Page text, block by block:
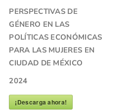
PERSPECTIVAS DE
GÉNERO EN LAS
POLÍTICAS ECONÓMICAS
PARA LAS MUJERES EN
CIUDAD DE MÉXICO
2024
¡Descarga ahora!